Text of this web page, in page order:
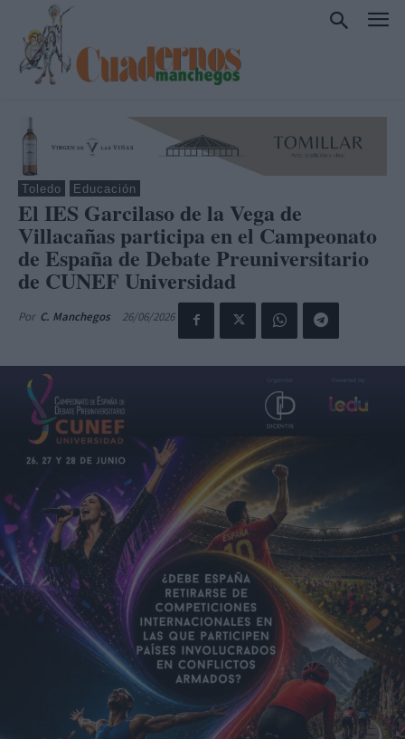
Toledo Educación
El IES Garcilaso de la Vega de
Villacañas participa en el Campeonato
de España de Debate Preuniversitario
de CUNEF Universidad
Por C. Manchegos 26/06/2026